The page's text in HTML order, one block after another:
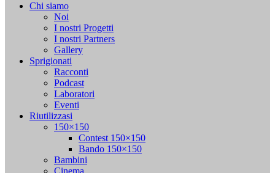
Chi siamo
Noi
I nostri Progetti
I nostri Partners
Gallery
Sprigionati
Racconti
Podcast
Laboratori
Eventi
Riutilizzasi
150×150
Contest 150×150
Bando 150×150
Bambini
Cinema